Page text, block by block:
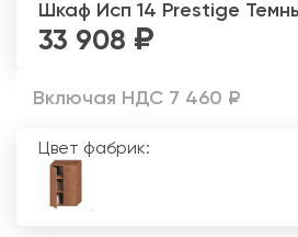
Шкаф Исп 14 Prestige
33 908
Включая НДС 7 460 ₽
Цвет фабрик: